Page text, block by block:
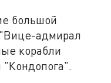
большой
адмирал
корабли
"Кондопога".